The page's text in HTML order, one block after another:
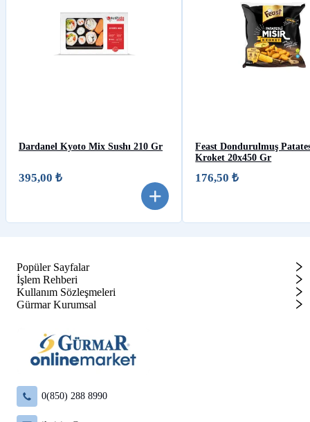
Dardanel Kyoto Mix Sushı 210 Gr
395,00 ₺
Feast Dondurulmuş
Kroket 20x450 Gr
176,50 ₺
Popüler Sayfalar
İşlem Rehberi
Kullanım Sözleşmeleri
Gürmar Kurumsal
0(850) 288 8990